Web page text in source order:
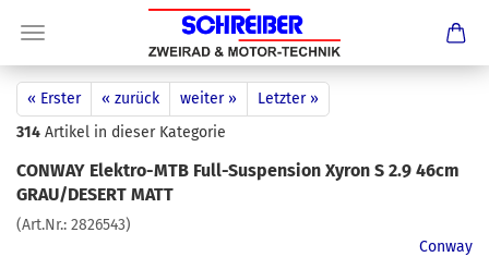
« Erster « zurück weiter »
Letzter »
314 Artikel in dieser Kategorie
CONWAY Elektro-MTB Full-Suspension Xyron S 2.9 46cm
GRAU/DESERT MATT
(Art.Nr.: 2826543)
Conway